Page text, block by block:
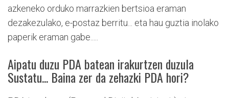
azkeneko orduko marrazkien bertsioa eraman
dezakezulako, e-postaz berritu... eta hau guztia inolako
paperik eraman gabe.....
Aipatu duzu PDA batean irakurtzen duzula
Sustatu... Baina zer da zehazki PDA hori?